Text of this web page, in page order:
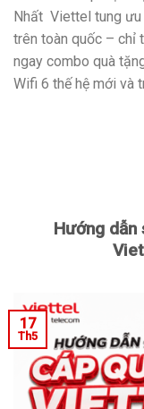
Nhất Viettel tung
trên toàn quốc – chỉ
ngay combo quà
Wifi 6 thế hệ mới và
Hướng dẫn
17
Th5